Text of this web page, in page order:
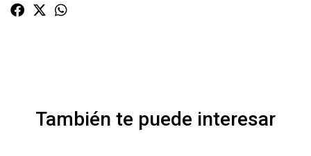
También te puede interesar